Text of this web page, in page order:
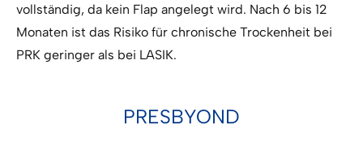
vollständig, da kein Flap angelegt wird. Nach 6 bis 12
Monaten ist das Risiko für chronische Trockenheit bei
PRK geringer als bei LASIK.
PRESBYOND